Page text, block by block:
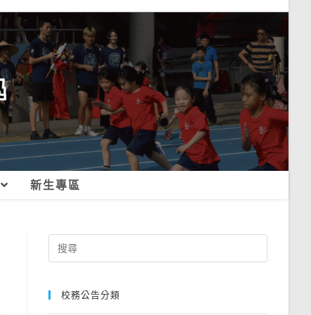
新生專區
Search
for:
校務公告分類